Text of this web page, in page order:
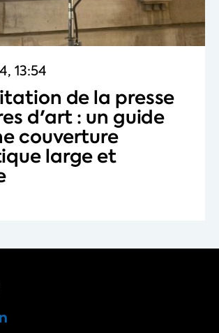
13:54
de la presse
d'art : un guide
couverture
large et